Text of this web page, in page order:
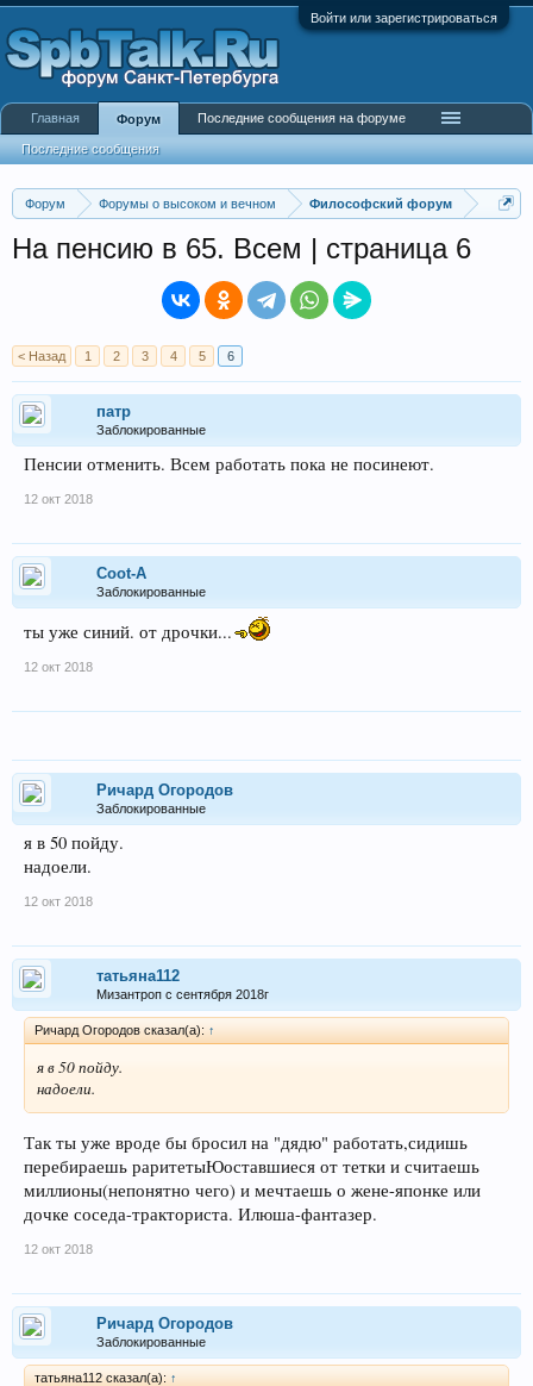
Войти или зарегистрироваться
Форум Форумы о высоком и вечном Философский форум
На пенсию в 65. Всем | страница 6
< Назад 1 2 3 4 5 6
патр
Заблокированные
Пенсии отменить. Всем работать пока не посинеют.
12 окт 2018
Coot-A
Заблокированные
ты уже синий. от дрочки...
12 окт 2018
Ричард Огородов
Заблокированные
я в 50 пойду.
надоели.
12 окт 2018
татьяна112
Мизантроп с сентября 2018г
Ричард Огородов сказал(а): ↑
я в 50 пойду.
надоели.
Так ты уже вроде бы бросил на "дядю" работать,сидишь
перебираешь раритетыЮоставшиеся от тетки и считаешь
миллионы(непонятно чего) и мечтаешь о жене-японке или
дочке соседа-тракториста. Илюша-фантазер.
12 окт 2018
Ричард Огородов
Заблокированные
татьяна112 сказал(а): ↑
Главная Форум
Последние сообщения
Последние сообщения на форуме